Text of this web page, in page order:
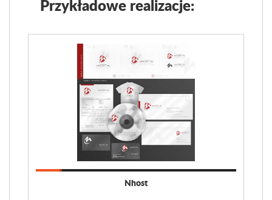
Przykładowe realizacje:
Nhost